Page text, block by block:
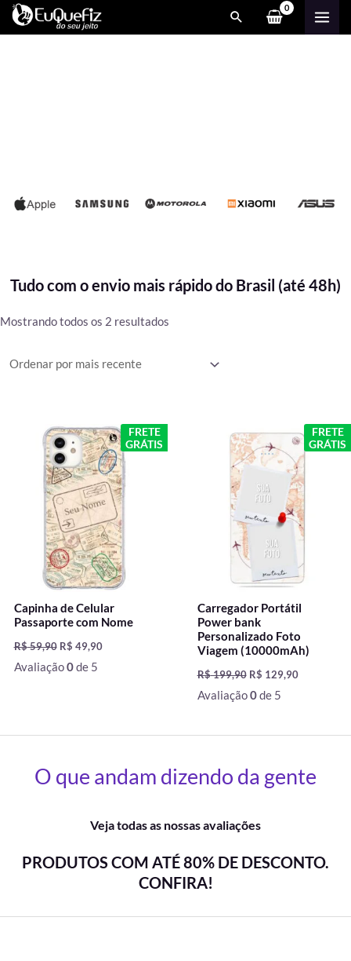
Tudo com o envio mais rápido do Brasil (até 48h)
Mostrando todos os 2 resultados
FRETE
GRÁTIS
Capinha de Celular
Passaporte com Nome
R$59,90
O
preço
original
era:
R$ 59,90.
R$ 49,90
O
preço
atual
é:
R$ 49,90.
Avaliação0de 5
FRETE
GRÁTIS
Carregador Portátil
Power bank
Personalizado Foto
Viagem (10000mAh)
R$199,90
preço
original
era:
R$ 199,90.
R$ 129,90
O
preço
atual
é:
R$ 129,90.
Avaliação0de 5
O que andam dizendo da gente
Veja todas as nossas avaliações
PRODUTOS COM ATÉ 80% DE DESCONTO.
CONFIRA!